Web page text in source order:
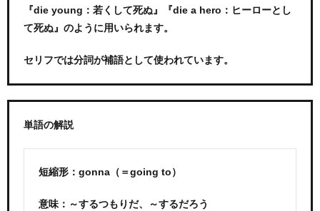
『die young：若くして死ぬ』『die a hero：ヒーローとし
て死ぬ』のように用いられます。
セリフでは分詞が補語として使われています。
単語の解説
短縮形：gonna（＝going to）
意味：～するつもりだ、～するだろう